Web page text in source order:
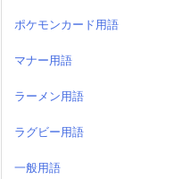
ポケモンカード用語
マナー用語
ラーメン用語
ラグビー用語
一般用語